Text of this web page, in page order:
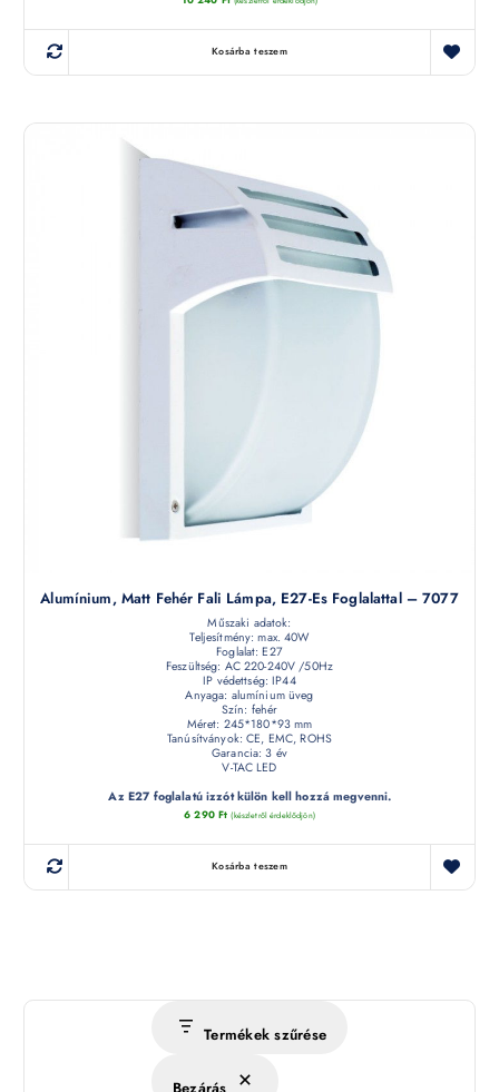
Kosárba teszem
Alumínium, Matt Fehér Fali Lámpa, E27-Es Foglalattal – 7077
Műszaki adatok:
Teljesítmény: max. 40W
Foglalat: E27
Feszültség: AC 220-240V /50Hz
IP védettség: IP44
Anyaga: alumínium üveg
Szín: fehér
Méret: 245*180*93 mm
Tanúsítványok: CE, EMC, ROHS
Garancia: 3 év
V-TAC LED
Az E27 foglalatú izzót külön kell hozzá megvenni.
6 290 Ft (készletről érdeklődjön)
Kosárba teszem
Termékek szűrése